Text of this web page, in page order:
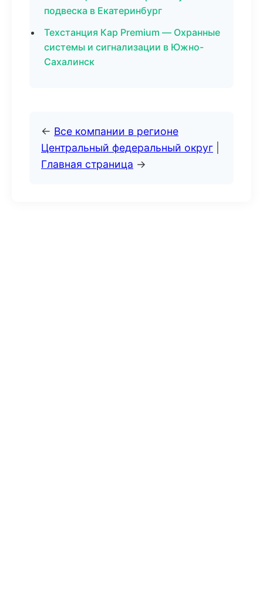
подвеска в Екатеринбург
Техстанция Кар Premium — Охранные
системы и сигнализации в Южно-
Сахалинск
← Все компании в регионе
Центральный федеральный округ
Главная страница →